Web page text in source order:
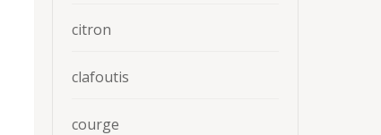
citron
clafoutis
courge